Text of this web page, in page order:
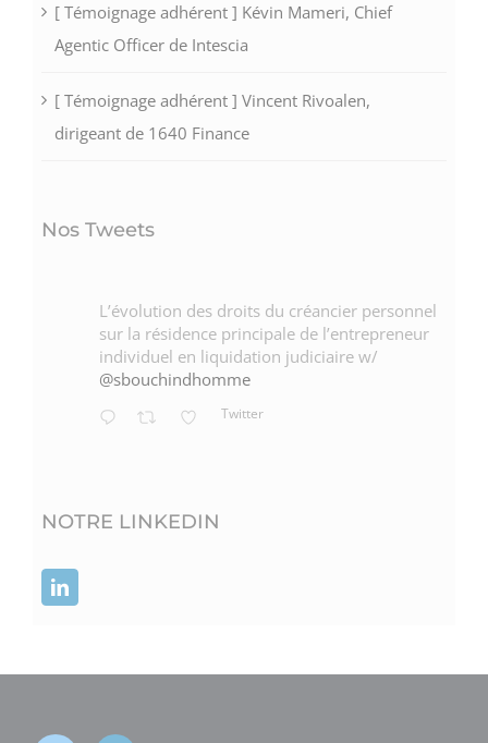
[ Témoignage adhérent ] Kévin Mameri, Chief
Agentic Officer de Intescia
[ Témoignage adhérent ] Vincent Rivoalen,
dirigeant de 1640 Finance
Nos Tweets
L’évolution des droits du créancier personnel
sur la résidence principale de l’entrepreneur
individuel en liquidation judiciaire w/
@sbouchindhomme
Twitter
NOTRE LINKEDIN